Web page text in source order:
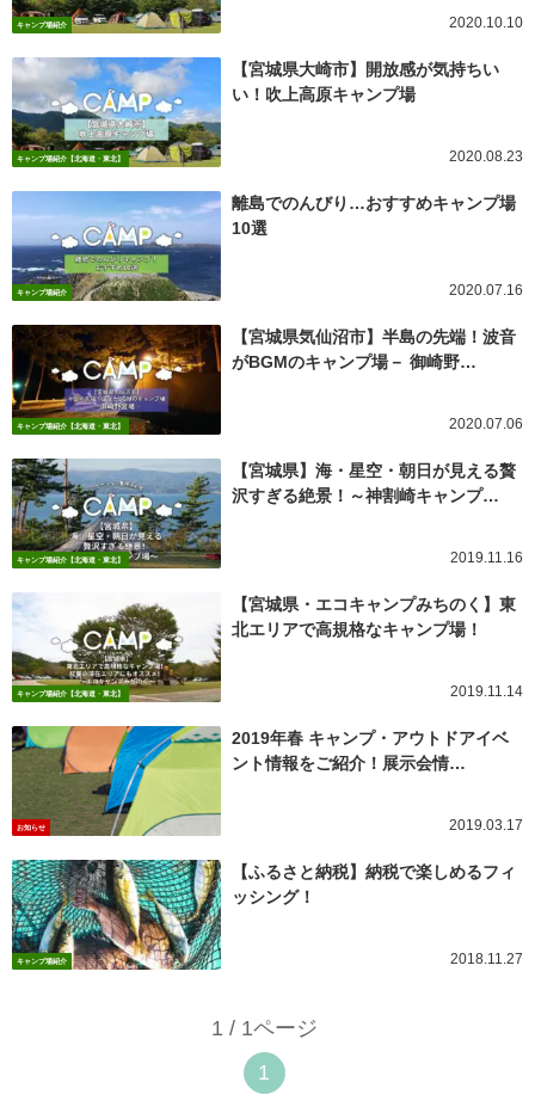
キャンプ場紹介 2020.10.10
キャンプ場紹介【北海道・東北】
【宮城県大崎市】開放感が気持ちい
い！吹上高原キャンプ場
2020.08.23
キャンプ場紹介
離島でのんびり…おすすめキャンプ場
10選
2020.07.16
キャンプ場紹介【北海道・東北】
【宮城県気仙沼市】半島の先端！波音
がBGMのキャンプ場－ 御崎野…
2020.07.06
キャンプ場紹介【北海道・東北】
【宮城県】海・星空・朝日が見える贅
沢すぎる絶景！～神割崎キャンプ…
2019.11.16
キャンプ場紹介【北海道・東北】
【宮城県・エコキャンプみちのく】東
北エリアで高規格なキャンプ場！
2019.11.14
お知らせ
2019年春 キャンプ・アウトドアイベ
ント情報をご紹介！展示会情…
2019.03.17
キャンプ場紹介
【ふるさと納税】納税で楽しめるフィ
ッシング！
2018.11.27
1 / 1ページ
1